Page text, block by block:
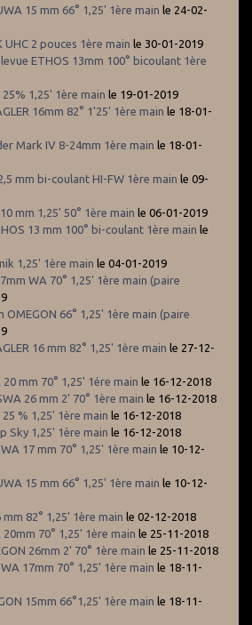
15 mm 66° 1,25' 1ère main le 24-02-
2 pouces 1ère main le 30-01-2019
ETHOS 13mm 100° bicoulant 1ère
1,25' 1ère main le 19-01-2019
16mm 82° 1'25' 1ère main le 18-01-
Mark IV 8-24mm 1ère main le 18-01-
mm bi-coulant HI-FW 1ère main le 09-
mm 1,25' 50° 1ère main le 06-01-2019
13 mm 100° bi-coulant 1ère main le
1,25' 1ère main le 04-01-2019
WA 70° 1,25' 1ère main (paire
OMEGON 66° 1,25' 1ère main (paire
16 mm 82° 1,25' 1ère main le 27-12-
mm 70° 1,25' 1ére main le 16-12-2018
26 mm 2' 70° 1ère main le 16-12-2018
% 1,25' 1ère main le 16-12-2018
Sky 1,25' 1ère main le 16-12-2018
17 mm 70° 1,25' 1ère main le 10-12-
15 mm 66° 1,25' 1ère main le 10-12-
mm 82° 1,25' 1ère main le 02-12-2018
70° 1,25' 1ère main le 25-11-2018
26mm 2' 70° 1ère main le 25-11-2018
17mm 70° 1,25' 1ère main le 18-11-
15mm 66°1,25' 1ère main le 18-11-